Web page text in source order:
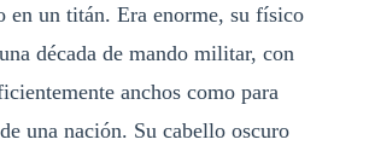
en un titán. Era enorme, su físico
década de mando militar, con
anchos como para
una nación. Su cabello oscuro